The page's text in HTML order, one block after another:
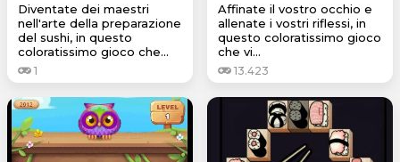
Diventate dei maestri
nell'arte della preparazione
del sushi, in questo
coloratissimo gioco che...
1
Affinate il vostro occhio e
allenate i vostri riflessi, in
questo coloratissimo gioco
che vi...
13.423